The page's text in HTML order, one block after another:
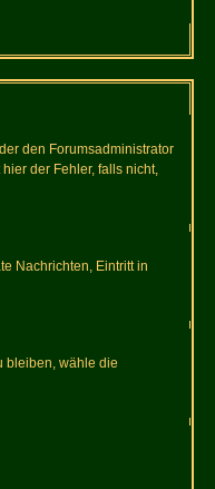
den Forumsadministrator
der Fehler, falls nicht,
Nachrichten, Eintritt in
bleiben, wähle die